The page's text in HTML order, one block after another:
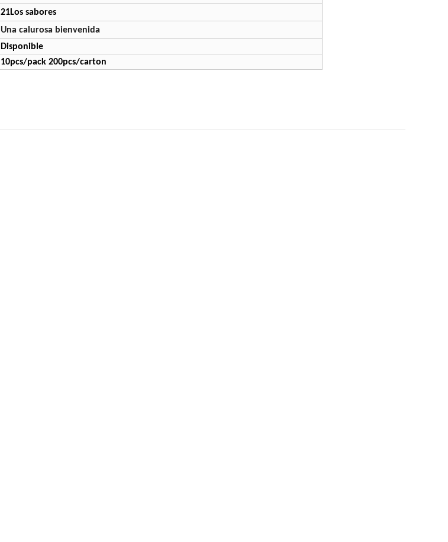
21Los sabores
Una calurosa bienvenida
Disponible
10pcs/pack 200pcs/carton